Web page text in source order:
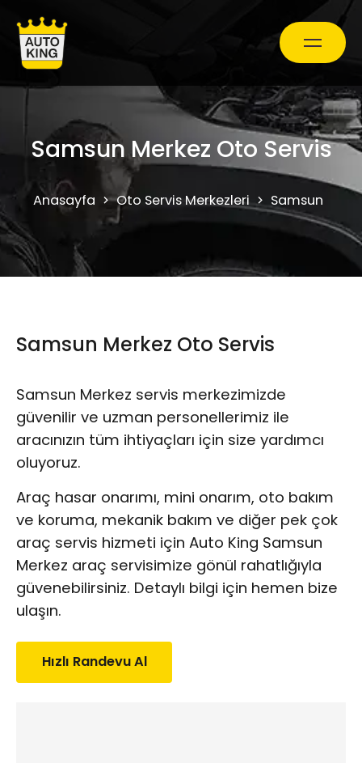
Araç Bakım ve Onarım
Oto Ekspertiz Hizmetleri
Kampanyalar
Randevu Al
Samsun Merkez Oto Servis
Anasayfa Oto Servis Merkezleri Samsun
Samsun Merkez Oto Servis
Samsun Merkez servis merkezimizde
güvenilir ve uzman personellerimiz ile
aracınızın tüm ihtiyaçları için size yardımcı
oluyoruz.
Araç hasar onarımı, mini onarım, oto bakım
ve koruma, mekanik bakım ve diğer pek çok
araç servis hizmeti için Auto King Samsun
Merkez araç servisimize gönül rahatlığıyla
güvenebilirsiniz. Detaylı bilgi için hemen bize
ulaşın.
Hızlı Randevu Al